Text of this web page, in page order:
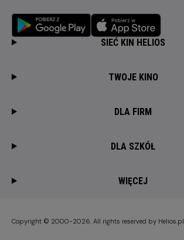
SIEĆ KIN HELIOS
TWOJE KINO
DLA FIRM
DLA SZKÓŁ
WIĘCEJ
Copyright © 2000-2026. All rights reserved by Helios.pl